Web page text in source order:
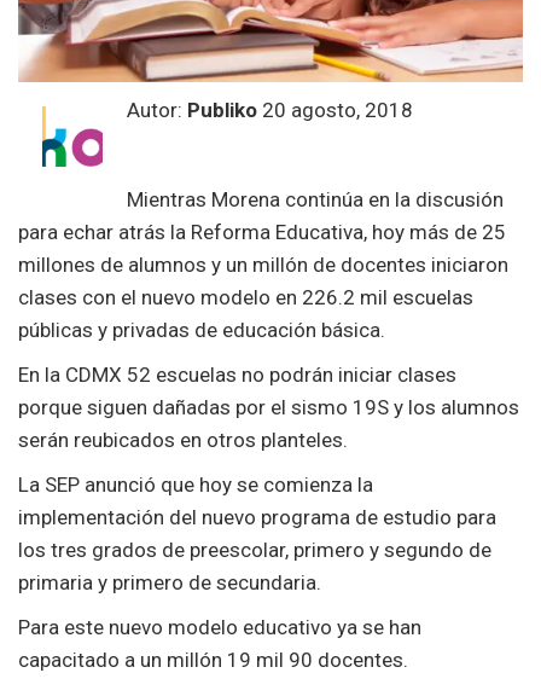
Autor: Publiko 20 agosto, 2018
Mientras Morena continúa en la discusión
para echar atrás la Reforma Educativa, hoy más de 25
millones de alumnos y un millón de docentes iniciaron
clases con el nuevo modelo en 226.2 mil escuelas
públicas y privadas de educación básica.
En la CDMX 52 escuelas no podrán iniciar clases
porque siguen dañadas por el sismo 19S y los alumnos
serán reubicados en otros planteles.
La SEP anunció que hoy se comienza la
implementación del nuevo programa de estudio para
los tres grados de preescolar, primero y segundo de
primaria y primero de secundaria.
Para este nuevo modelo educativo ya se han
capacitado a un millón 19 mil 90 docentes.